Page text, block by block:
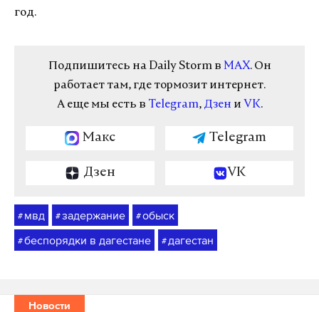
год.
Подпишитесь на Daily Storm в MAX. Он
работает там, где тормозит интернет.
А еще мы есть в Telegram, Дзен и VK.
Макс Telegram
Дзен VK
# мвд #задержание #обыск
#беспорядки в дагестане # дагестан
Новости